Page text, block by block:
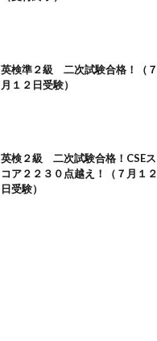
英検準２級 二次試験合格！（７
月１２日受験）
英検２級 二次試験合格！CSEス
コア２２３０点越え！（７月１２
日受験）